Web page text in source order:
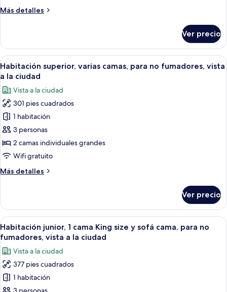
size,
fumadores,
vista
a
la
ciudad
Más detalles
Más
superior,
cama
King
para
no
fumadores,
vista
a
ciudad
Ver precio
Abrir
todas
las
fotos
de
Habitación
superior,
varias
camas,
no
a
la
ciudad
Una habitación de hotel con dos
6
Habitación superior, varias camas, para no fumadores, vista
a la ciudad
Vista a la ciudad
301 pies cuadrados
1 habitación
3 personas
2 camas individuales grandes
Wifi gratuito
Más detalles
Más
superior,
varias
camas,
para
fumadores,
vista
a
la
ciudad
Ver precio
Abrir
todas
las
fotos
de
Habitación
1 habitación, minibar, caja de
7
Habitación junior, 1 cama King size y sofá cama, para no
fumadores, vista a la ciudad
Vista a la ciudad
377 pies cuadrados
1 habitación